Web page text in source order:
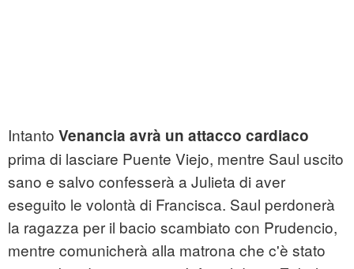
Intanto Venancia avrà un attacco cardiaco
prima di lasciare Puente Viejo, mentre Saul uscito
sano e salvo confesserà a Julieta di aver
eseguito le volontà di Francisca. Saul perdonerà
la ragazza per il bacio scambiato con Prudencio,
mentre comunicherà alla matrona che c'è stato